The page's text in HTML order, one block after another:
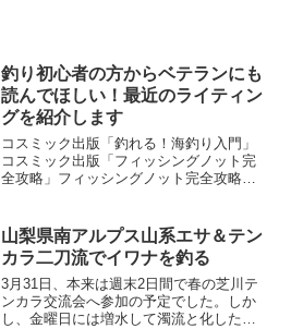
釣り初心者の方からベテランにも
読んでほしい！最近のライティン
グを紹介します
コスミック出版「釣れる！海釣り入門」
コスミック出版「フィッシングノット完
全攻略」フィッシングノット完全攻略の
グノットにはホント色々な結びがありま
す。こういう一冊があると...
山梨県南アルプス山系エサ＆テン
カラ二刀流でイワナを釣る
3月31日、本来は週末2日間で春の芝川テ
ンカラ交流会へ参加の予定でした。しか
し、金曜日には増水して濁流と化した芝